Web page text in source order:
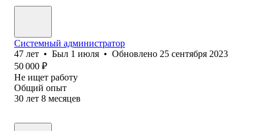
Системный администратор
47 лет • Был 1 июля • Обновлено 25 сентября 2023
50 000 ₽
Не ищет работу
Общий опыт
30 лет 8 месяцев